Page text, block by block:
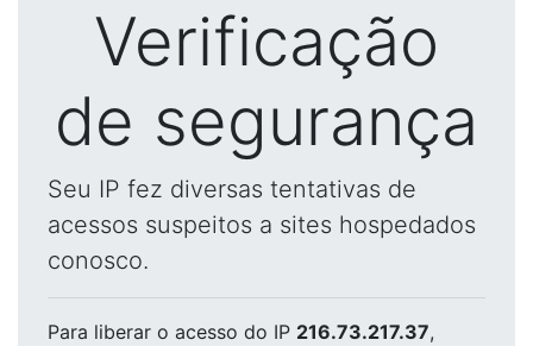
Verificação
de segurança
Seu IP fez diversas tentativas de
acessos suspeitos a sites hospedados
conosco.
Para liberar o acesso do IP 216.73.217.37,